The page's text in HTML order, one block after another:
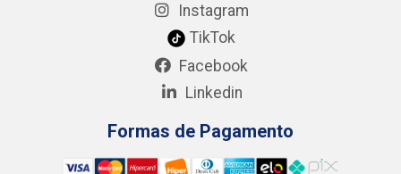
Instagram
TikTok
Facebook
Linkedin
Formas de Pagamento